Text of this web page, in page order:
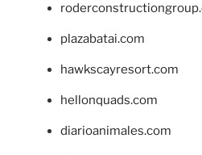
plazabatai.com
hawkscayresort.com
hellonquads.com
diarioanimales.com